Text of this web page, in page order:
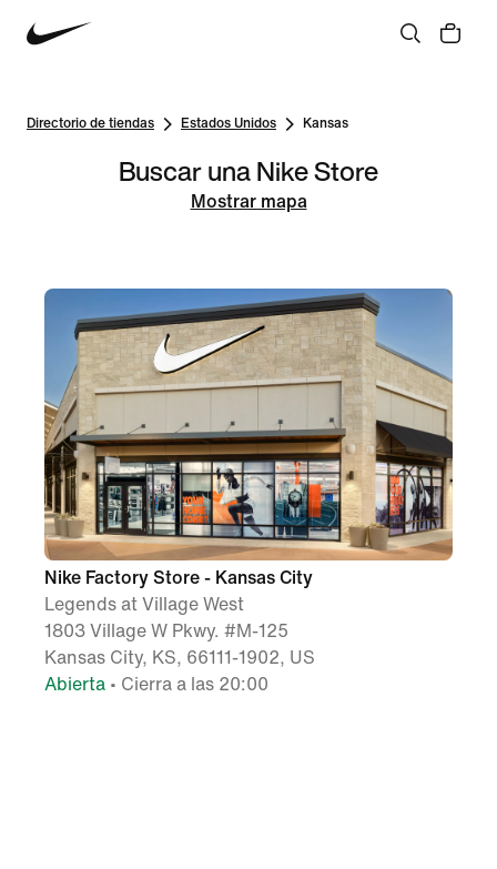
Directorio de tiendas Estados Unidos Kansas
Buscar una Nike Store
Mostrar mapa
Nike Factory Store - Kansas City
Legends at Village West
1803 Village W Pkwy. #M-125
Kansas City, KS, 66111-1902, US
Abierta • Cierra a las 20:00